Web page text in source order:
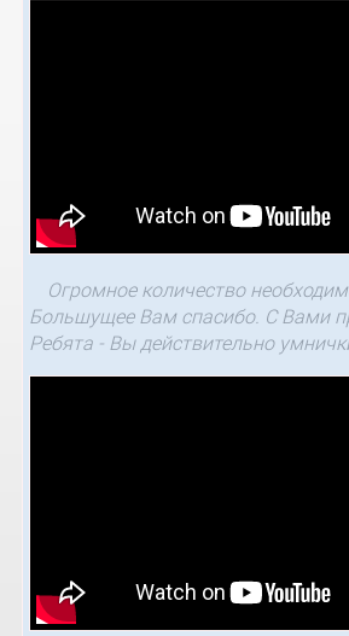
Огромное количество
Большущее Вам спасибо. С Вами
Ребята - Вы действительно